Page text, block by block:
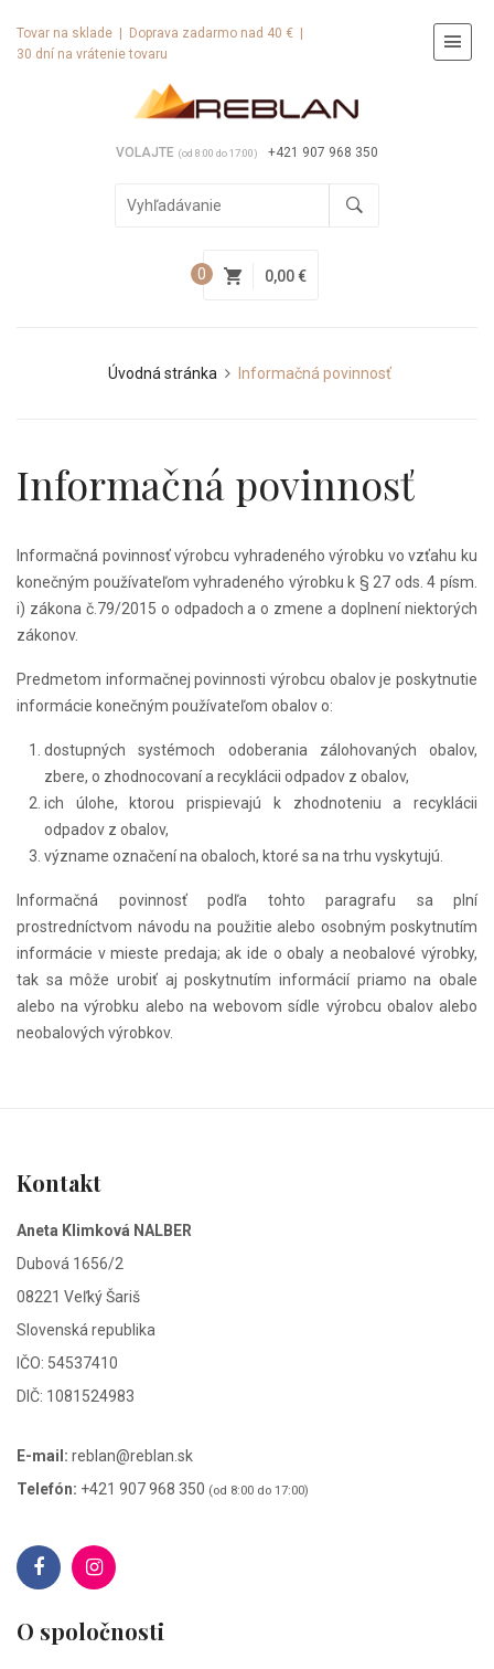
Tovar na sklade | Doprava zadarmo nad 40 € |
30 dní na vrátenie tovaru
VOLAJTE (od 8:00 do 17:00) +421 907 968 350
0,00 €
0
Úvodná stránka Informačná povinnosť
Informačná povinnosť
Informačná povinnosť výrobcu vyhradeného výrobku vo vzťahu ku
konečným používateľom vyhradeného výrobku k § 27 ods. 4 písm.
i) zákona č.79/2015 o odpadoch a o zmene a doplnení niektorých
zákonov.
Predmetom informačnej povinnosti výrobcu obalov je poskytnutie
informácie konečným používateľom obalov o:
dostupných systémoch odoberania zálohovaných obalov,
zbere, o zhodnocovaní a recyklácii odpadov z obalov,
ich úlohe, ktorou prispievajú k zhodnoteniu a recyklácii
odpadov z obalov,
význame označení na obaloch, ktoré sa na trhu vyskytujú.
Informačná povinnosť podľa tohto paragrafu sa plní
prostredníctvom návodu na použitie alebo osobným poskytnutím
informácie v mieste predaja; ak ide o obaly a neobalové výrobky,
tak sa môže urobiť aj poskytnutím informácií priamo na obale
alebo na výrobku alebo na webovom sídle výrobcu obalov alebo
neobalových výrobkov.
Kontakt
Aneta Klimková NALBER
Dubová 1656/2
08221 Veľký Šariš
Slovenská republika
IČO: 54537410
DIČ: 1081524983
E-mail: reblan@reblan.sk
Telefón: +421 907 968 350 (od 8:00 do 17:00)
O spoločnosti